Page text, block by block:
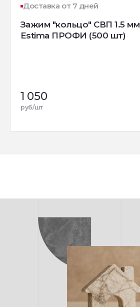
Доставка от 7 дней
Зажим "кольцо" СВП 1.5 мм
Estima ПРОФИ (500 шт)
1 050
руб/шт